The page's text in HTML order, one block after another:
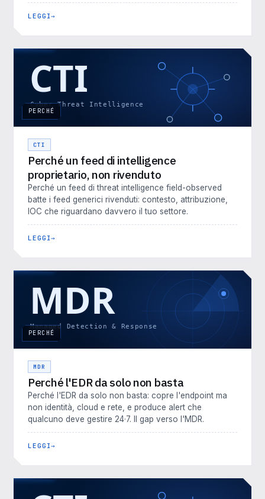
LEGGI
PERCHÉ
CTI
Perché un feed di intelligence
proprietario, non rivenduto
Perché un feed di threat intelligence field-observed
batte i feed generici rivenduti: contesto, attribuzione,
IOC che riguardano davvero il tuo settore.
LEGGI
PERCHÉ
MDR
Perché l'EDR da solo non basta
Perché l'EDR da solo non basta: copre l'endpoint ma
non identità, cloud e rete, e produce alert che
qualcuno deve gestire 24·7. Il gap verso l'MDR.
LEGGI